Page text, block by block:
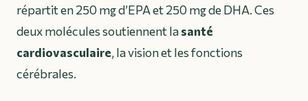
répartit en 250 mg d’EPA et 250 mg de DHA. Ces
deux molécules soutiennent lasanté
cardiovasculaire, la vision et les fonctions
cérébrales.